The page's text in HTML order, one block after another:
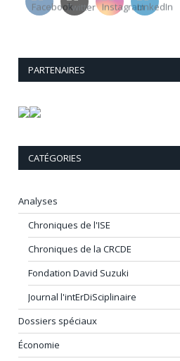
PARTENAIRES
CATÉGORIES
Analyses
Chroniques de l'ISE
Chroniques de la CRCDE
Fondation David Suzuki
Journal l'intErDiSciplinaire
Dossiers spéciaux
Économie